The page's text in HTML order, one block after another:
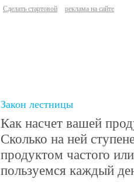
Сделать стартовой реклама на сайте
Закон лестницы
Как насчет вашей
Сколько на ней
продуктом частого
пользуемся каждый